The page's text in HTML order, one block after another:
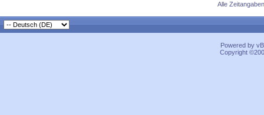
Alle
Powered by
Copyright